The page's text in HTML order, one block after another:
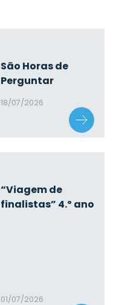
São Horas de
Perguntar
18/07/2026
“Viagem de
finalistas” 4.º ano
01/07/2026